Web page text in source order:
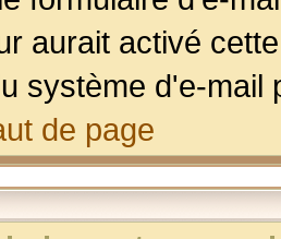
aurait activé
système d'e-
de page